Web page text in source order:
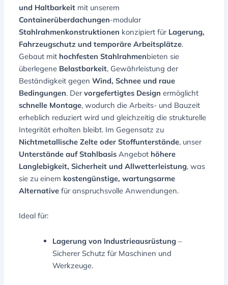
und Haltbarkeit mit unserem
Containerüberdachungen-modular
Stahlrahmenkonstruktionen konzipiert für Lagerung,
Fahrzeugschutz und temporäre Arbeitsplätze.
Gebaut mit hochfesten Stahlrahmenbieten sie
überlegene Belastbarkeit, Gewährleistung der
Beständigkeit gegenWind, Schnee und raue
Bedingungen. Dervorgefertigtes Design ermöglicht
schnelle Montage, wodurch die Arbeits- und Bauzeit
erheblich reduziert wird und gleichzeitig die strukturelle
Integrität erhalten bleibt. Im Gegensatz zu
Nichtmetallische Zelte oder Stoffunterstände, unser
Unterstände auf Stahlbasis Angebot höhere
Langlebigkeit, Sicherheit und Allwetterleistung, was
sie zu einem kostengünstige, wartungsarme
Alternative für anspruchsvolle Anwendungen.
Ideal für:
Lagerung von Industrieausrüstung –
Sicherer Schutz für Maschinen und
Werkzeuge.